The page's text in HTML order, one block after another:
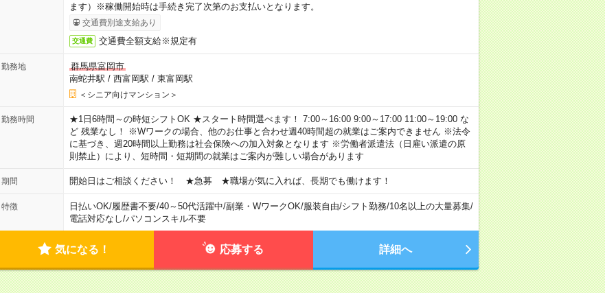
ます）※稼働開始時は手続き完了次第のお支払いとなります。
交通費別途支給あり
交通費 交通費全額支給※規定有
勤務地
群馬県富岡市
南蛇井駅 / 西富岡駅 / 東富岡駅
＜シニア向けマンション＞
勤務時間
★1日6時間～の時短シフトOK ★スタート時間選べます！ 7:00～16:00 9:00～17:00 11:00～19:00 な
ど 残業なし！ ※Wワークの場合、他のお仕事と合わせ週40時間超の就業はご案内できません ※法令
に基づき、週20時間以上勤務は社会保険への加入対象となります ※労働者派遣法（日雇い派遣の原
則禁止）により、短時間・短期間の就業はご案内が難しい場合があります
期間 開始日はご相談ください！ ★急募 ★職場が気に入れば、長期でも働けます！
特徴 日払いOK/履歴書不要/40～50代活躍中/副業・WワークOK/服装自由/シフト勤務/10名以上の大量募集/
電話対応なし/パソコンスキル不要
気になる！ 応募する 詳細へ